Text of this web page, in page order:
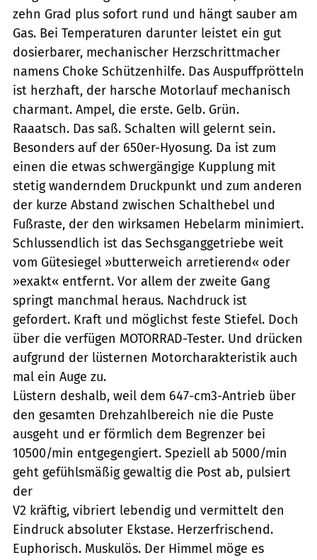
zehn Grad plus sofort rund und hängt sauber am
Gas. Bei Temperaturen darunter leistet ein gut
dosierbarer, mechanischer Herzschrittmacher
namens Choke Schützenhilfe. Das Auspuffprötteln
ist herzhaft, der harsche Motorlauf mechanisch
charmant. Ampel, die erste. Gelb. Grün.
Raaatsch. Das saß. Schalten will gelernt sein.
Besonders auf der 650er-Hyosung. Da ist zum
einen die etwas schwergängige Kupplung mit
stetig wanderndem Druckpunkt und zum anderen
der kurze Abstand zwischen Schalthebel und
Fußraste, der den wirksamen Hebelarm minimiert.
Schlussendlich ist das Sechsganggetriebe weit
vom Gütesiegel »butterweich arretierend« oder
»exakt« entfernt. Vor allem der zweite Gang
springt manchmal heraus. Nachdruck ist
gefordert. Kraft und möglichst feste Stiefel. Doch
über die verfügen MOTORRAD-Tester. Und drücken
aufgrund der lüsternen Motorcharakteristik auch
mal ein Auge zu.
Lüstern deshalb, weil dem 647-cm3-Antrieb über
den gesamten Drehzahlbereich nie die Puste
ausgeht und er förmlich dem Begrenzer bei
10500/min entgegengiert. Speziell ab 5000/min
geht gefühlsmäßig gewaltig die Post ab, pulsiert
der
V2 kräftig, vibriert lebendig und vermittelt den
Eindruck absoluter Ekstase. Herzerfrischend.
Euphorisch. Muskulös. Der Himmel möge es